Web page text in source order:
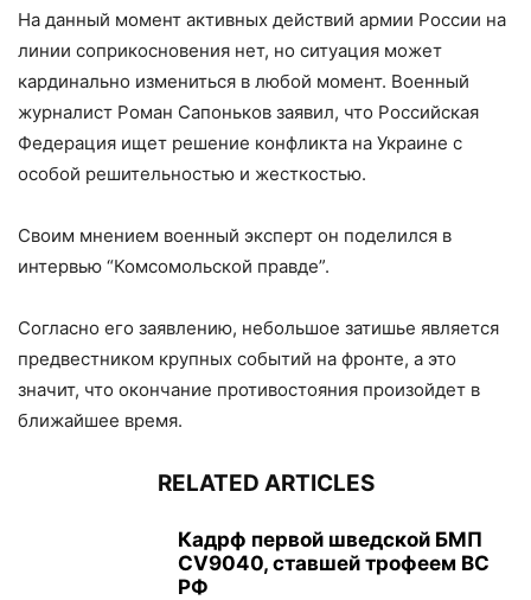
На данный момент активных действий армии России на
линии соприкосновения нет, но ситуация может
кардинально измениться в любой момент. Военный
журналист Роман Сапоньков заявил, что Российская
Федерация ищет решение конфликта на Украине с
особой решительностью и жесткостью.
Своим мнением военный эксперт он поделился в
интервью “Комсомольской правде”.
Согласно его заявлению, небольшое затишье является
предвестником крупных событий на фронте, а это
значит, что окончание противостояния произойдет в
ближайшее время.
RELATED ARTICLES
Кадрф первой шведской БМП
CV9040, ставшей трофеем ВС
РФ